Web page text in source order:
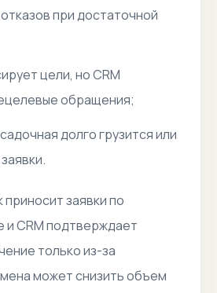
при достаточной
цели, но CRM
обращения;
долго грузится или
заявки по
и CRM подтверждает
только из-за
может снизить объем